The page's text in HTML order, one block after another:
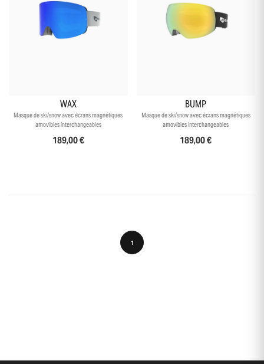
WAX
Masque de ski/snow avec écrans magnétiques
amovibles interchangeables
189,00 €
BUMP
Masque de ski/snow avec écrans magnétiques
amovibles interchangeables
189,00 €
1